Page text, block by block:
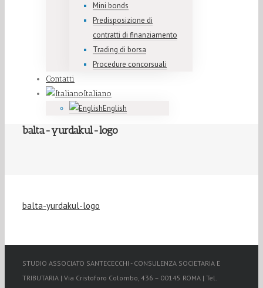
Mini bonds
Predisposizione di
contratti di finanziamento
Trading di borsa
Procedure concorsuali
Contatti
Italiano
English
balta-yurdakul-logo
balta-yurdakul-logo
STUDIO ASSOCIATO SANTECECCHI - CONSULENZA SOCIETARIA E
TRIBUTARIA | Via Cristoforo Colombo, 436 – 00145 ROMA | Tel.